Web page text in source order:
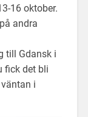
16 oktober.
andra
till Gdansk i
fick det bli
i